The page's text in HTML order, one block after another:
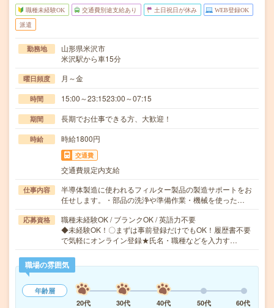
職種未経験OK 交通費別途支給あり 土日祝日が休み WEB登録OK
派遣
勤務地
山形県米沢市
米沢駅から車15分
曜日頻度 月～金
時間 15:00～23:1523:00～07:15
期間 長期でお仕事できる方、大歓迎！
時給 時給1800円
交通費
交通費規定内支給
仕事内容
半導体製造に使われるフィルター製品の製造サポートをお
任せします。・部品の洗浄や準備作業・機械を使った…
応募資格
職種未経験OK / ブランクOK / 英語力不要
◆未経験OK！〇まずは事前登録だけでもOK！履歴書不要
で気軽にオンライン登録★氏名・職種などを入力す…
職場の雰囲気
年齢層
20代
30代 40代 50代 60代